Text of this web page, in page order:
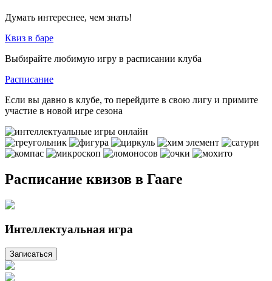
Думать интереснее, чем знать!
Квиз в баре
Выбирайте любимую игру в расписании клуба
Расписание
Если вы давно в клубе, то перейдите в свою лигу и примите
участие в новой игре сезона
Расписание квизов в Гааге
Интеллектуальная игра
Записаться